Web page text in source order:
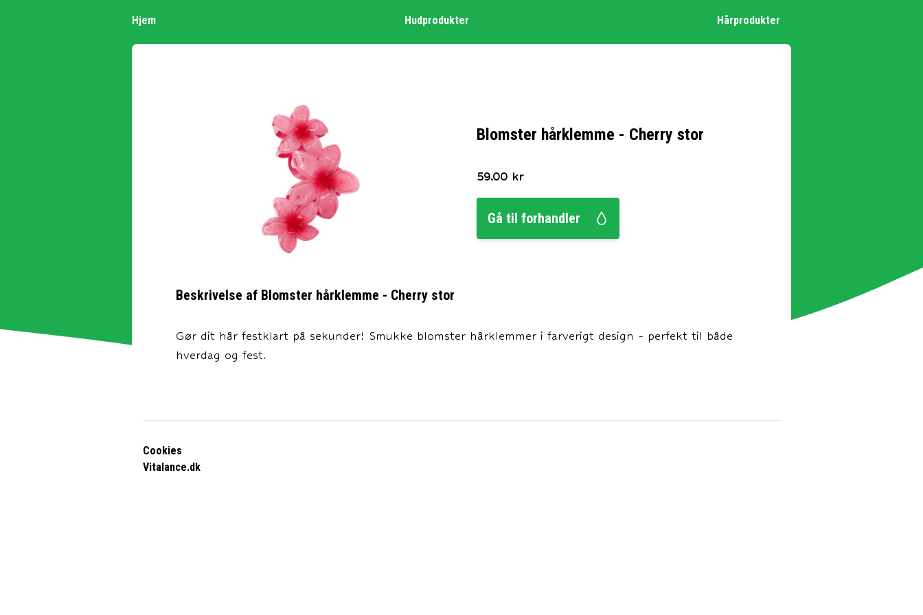
Hjem Hudprodukter Hårprodukter
Blomster hårklemme - Cherry stor
59.00 kr
Gå til forhandler
Beskrivelse af Blomster hårklemme - Cherry stor
Gør dit hår festklart på sekunder! Smukke blomster hårklemmer i farverigt design - perfekt til både
hverdag og fest.
Cookies
Vitalance.dk